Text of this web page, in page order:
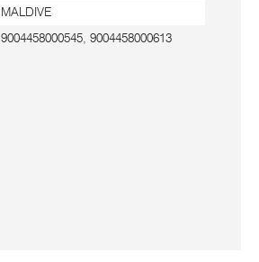
MALDIVE
9004458000545, 9004458000613